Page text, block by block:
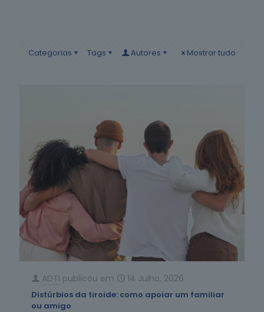
Categorias Tags Autores Mostrar tudo
ADTI publicou em 14 Julho, 2026
Distúrbios da tiroide: como apoiar um familiar
ou amigo